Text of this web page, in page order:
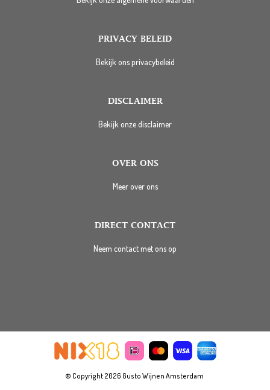
PRIVACY BELEID
Bekijk ons privacybeleid
DISCLAIMER
Bekijk onze disclaimer
OVER ONS
Meer over ons
DIRECT CONTACT
Neem contact met ons op
© Copyright 2026 Gusto Wijnen Amsterdam